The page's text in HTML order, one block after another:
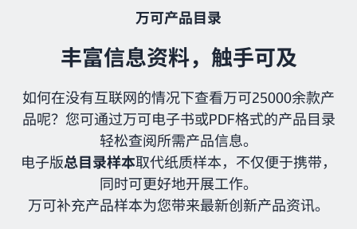
万可产品目录
丰富信息资料，触手可及
如何在没有互联网的情况下查看万可25000余款产
品呢？您可通过万可电子书或PDF格式的产品目录
轻松查阅所需产品信息。
电子版总目录样本取代纸质样本，不仅便于携带，
同时可更好地开展工作。
万可补充产品样本为您带来最新创新产品资讯。